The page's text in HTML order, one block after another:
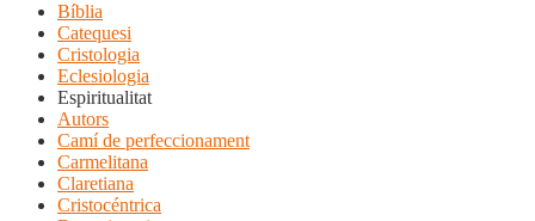
Bíblia
Catequesi
Cristologia
Eclesiologia
Espiritualitat
Autors
Camí de perfeccionament
Carmelitana
Claretiana
Cristocéntrica